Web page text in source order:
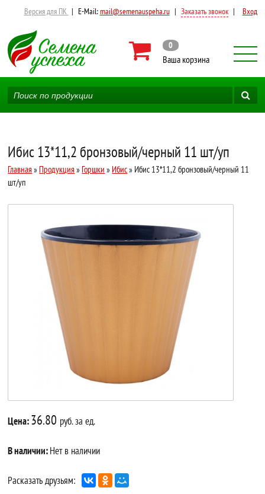
Версия для ПК | E-Mail:mail@semenauspeha.ru | Заказать звонок | Вход
0
Ваша корзина
Ибис 13*11,2 бронзовый/черный 11 шт/уп
Главная » Продукция » Горшки » Ибис» Ибис 13*11,2 бронзовый/черный 11
шт/уп
Цена:36.80 руб. за ед.
В наличии:Нет в наличии
Расказать друзьям: